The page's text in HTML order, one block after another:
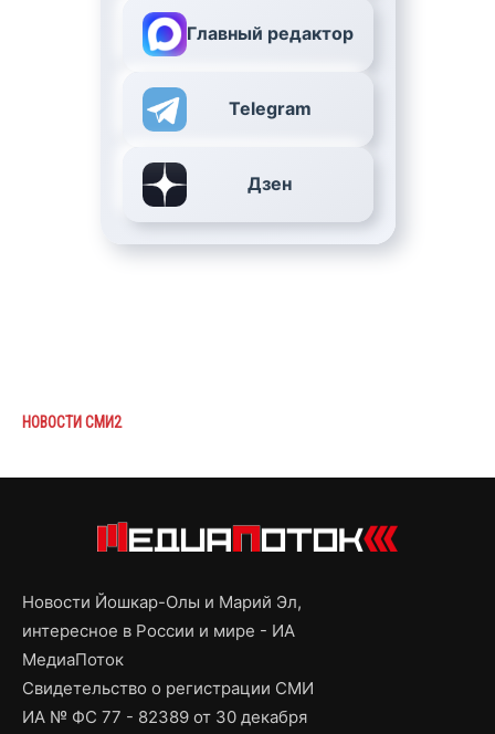
Главный редактор
Telegram
Дзен
НОВОСТИ СМИ2
Новости Йошкар-Олы и Марий Эл,
интересное в России и мире - ИА
МедиаПоток
Свидетельство о регистрации СМИ
ИА № ФС 77 - 82389 от 30 декабря